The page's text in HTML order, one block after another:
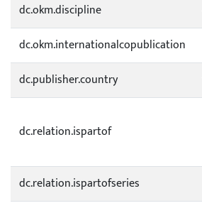
dc.okm.discipline
dc.okm.internationalcopublication
dc.publisher.country
dc.relation.ispartof
dc.relation.ispartofseries